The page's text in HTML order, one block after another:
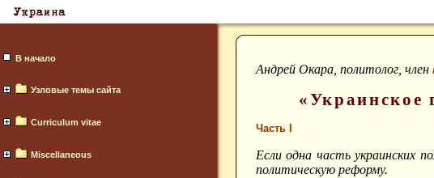
В начало
Узловые темы сайта
Curriculum vitae
Miscellaneous
Андрей Окара, политолог, член
«Украинское
Часть I
Если одна часть украинских
политическую реформу.